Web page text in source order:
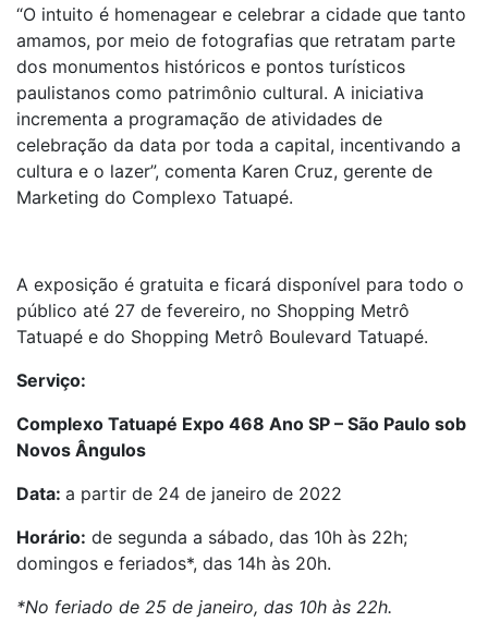
“O intuito é homenagear e celebrar a cidade que tanto
amamos, por meio de fotografias que retratam parte
dos monumentos históricos e pontos turísticos
paulistanos como patrimônio cultural. A iniciativa
incrementa a programação de atividades de
celebração da data por toda a capital, incentivando a
cultura e o lazer”, comenta Karen Cruz, gerente de
Marketing do Complexo Tatuapé.
A exposição é gratuita e ficará disponível para todo o
público até 27 de fevereiro, no Shopping Metrô
Tatuapé e do Shopping Metrô Boulevard Tatuapé.
Serviço:
Complexo Tatuapé Expo 468 Ano SP – São Paulo sob
Novos Ângulos
Data: a partir de 24 de janeiro de 2022
Horário: de segunda a sábado, das 10h às 22h;
domingos e feriados*, das 14h às 20h.
*No feriado de 25 de janeiro, das 10h às 22h.